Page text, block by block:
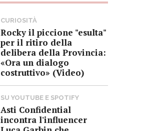
CURIOSITÀ
Rocky il piccione "esulta"
per il ritiro della
delibera della Provincia:
«Ora un dialogo
costruttivo» (Video)
SU YOUTUBE E SPOTIFY
Asti Confidential
incontra l'influencer